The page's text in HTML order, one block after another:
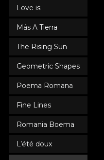
Love is
Más A Tierra
The Rising Sun
Geometric Shapes
Poema Romana
Fine Lines
Romania Boema
L’été doux